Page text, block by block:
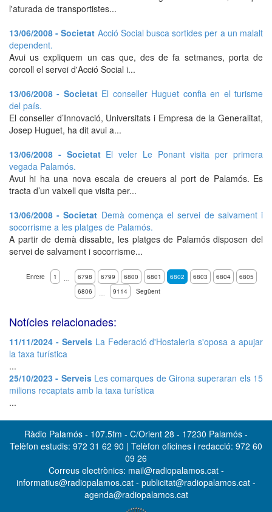
l'aturada de transportistes...
13/06/2008 - Societat Acció Social busca sortides per a un malalt
dependent.
Avui us expliquem un cas que, des de fa setmanes, porta de
corcoll el servei d'Acció Social i...
13/06/2008 - Societat El conseller Huguet confia en el turisme
del país.
El conseller d’Innovació, Universitats i Empresa de la Generalitat,
Josep Huguet, ha dit avui a...
13/06/2008 - Societat El veler Le Ponant visita per primera
vegada Palamós.
Avui hi ha una nova escala de creuers al port de Palamós. Es
tracta d’un vaixell que visita per...
13/06/2008 - Societat Demà comença el servei de salvament i
socorrisme a les platges de Palamós.
A partir de demà dissabte, les platges de Palamós disposen del
servei de salvament i socorrisme...
Enrere 1 … 6798 6799 6800 6801 6802 6803 6804
6805
6806
… 9114 Següent
Notícies relacionades:
11/11/2024 - ServeisLa Federació d'Hostaleria s'oposa a apujar
la taxa turística
...
25/10/2023 - ServeisLes comarques de Girona superaran els 15
milions recaptats amb la taxa turística
...
Ràdio Palamós - 107.5fm - C/Orient 28 - 17230 Palamós -
Telèfon estudis: 972 31 62 90 | Telèfon oficines i redacció: 972 60
09 26
Correus electrònics: mail@radiopalamos.cat -
informatius@radiopalamos.cat - publicitat@radiopalamos.cat -
agenda@radiopalamos.cat